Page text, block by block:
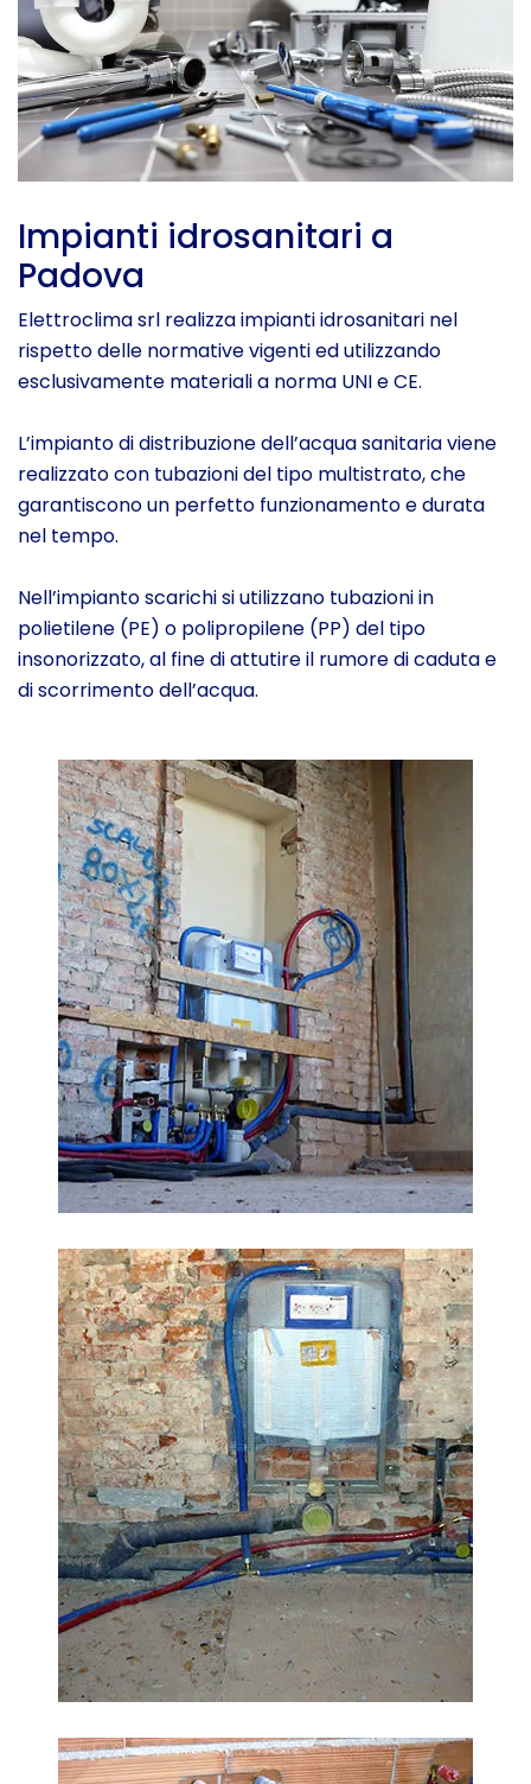
Impianti idrosanitari a
Padova
Elettroclima srl realizza impianti idrosanitari nel
rispetto delle normative vigenti ed utilizzando
esclusivamente materiali a norma UNI e CE.
L’impianto di distribuzione dell’acqua sanitaria viene
realizzato con tubazioni del tipo multistrato, che
garantiscono un perfetto funzionamento e durata
nel tempo.
Nell’impianto scarichi si utilizzano tubazioni in
polietilene (PE) o polipropilene (PP) del tipo
insonorizzato, al fine di attutire il rumore di caduta e
di scorrimento dell’acqua.